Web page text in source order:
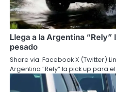
Llega a la Argentina
pesado
Share via: Facebook X (Twitter)
Argentina “Rely” la pick up para